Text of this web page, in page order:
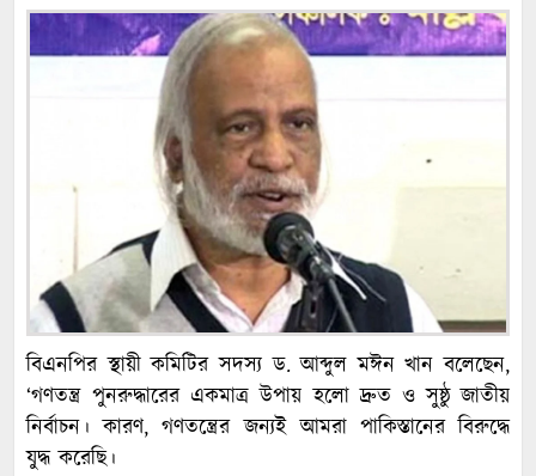
বিএনপির স্থায়ী কমিটির সদস্য ড. আব্দুল মঈন খান বলেছেন,
‘গণতন্ত্র পুনরুদ্ধারের একমাত্র উপায় হলো দ্রুত ও সুষ্ঠু জাতীয়
নির্বাচন। কারণ, গণতন্ত্রের জন্যই আমরা পাকিস্তানের বিরুদ্ধে
যুদ্ধ করেছি।